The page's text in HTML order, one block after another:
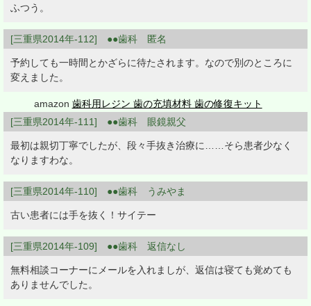
ふつう。
[三重県2014年-112] ●●歯科 匿名
予約しても一時間とかざらに待たされます。なので別のところに
変えました。
amazon 歯科用レジン 歯の充填材料 歯の修復キット
[三重県2014年-111] ●●歯科 眼鏡親父
最初は親切丁寧でしたが、段々手抜き治療に……そら患者少なく
なりますわな。
[三重県2014年-110] ●●歯科 うみやま
古い患者には手を抜く！サイテー
[三重県2014年-109] ●●歯科 返信なし
無料相談コーナーにメールを入れましが、返信は寝ても覚めても
ありませんでした。